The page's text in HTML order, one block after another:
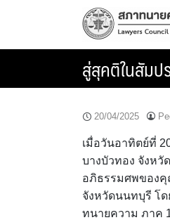
สู่สุคติในสัม
20/04/2025
เมื่อวันอาทิตย์ที่
บางบัวทอง จังหวั
อภิธรรมศพของคุ
จังหวัดนนทบุรี โ
ทนายความ ภาค